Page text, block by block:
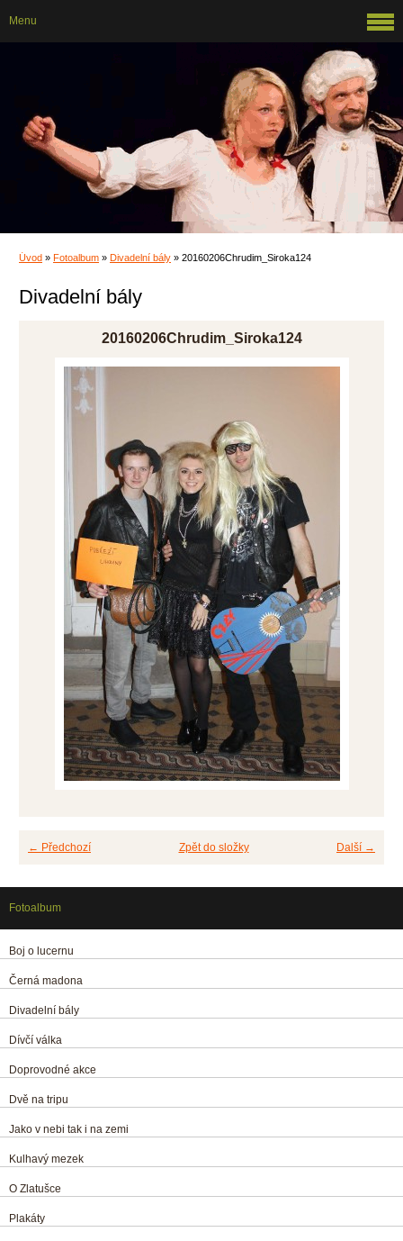
Úvod » Fotoalbum » Divadelní bály » 20160206Chrudim_Siroka124
Divadelní bály
20160206Chrudim_Siroka124
← Předchozí Další →
Zpět do složky
Menu
Fotoalbum
Boj o lucernu
Černá madona
Divadelní bály
Dívčí válka
Doprovodné akce
Dvě na tripu
Jako v nebi tak i na zemi
Kulhavý mezek
O Zlatušce
Plakáty